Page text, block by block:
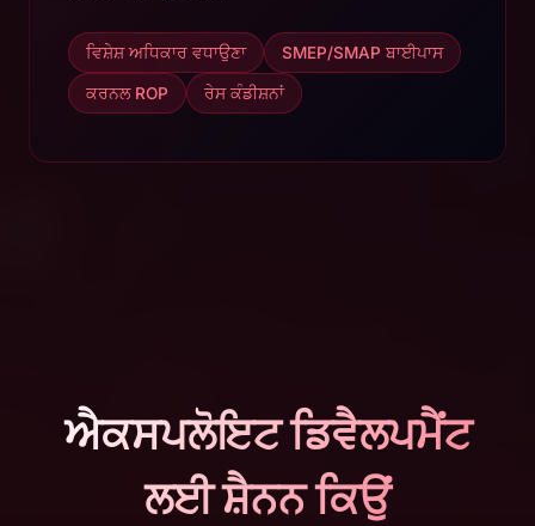
ਵਿਸ਼ੇਸ਼ ਅਧਿਕਾਰ ਵਧਾਉਣਾ SMEP/SMAP ਬਾਈਪਾਸ
ਕਰਨਲ ROP ਰੇਸ ਕੰਡੀਸ਼ਨਾਂ
ਐਕਸਪਲੋਇਟ ਡਿਵੈਲਪਮੈਂਟ
ਲਈ ਸ਼ੈਨਨ ਕਿਉਂ